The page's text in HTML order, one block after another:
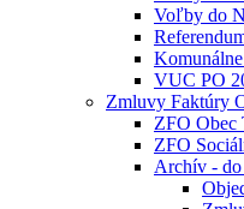
Voľby do
VUC PO
Zmluvy Faktúry
ZFO Obec
ZFO
Archív -